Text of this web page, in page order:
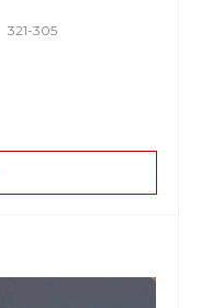
321-305